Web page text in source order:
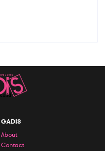
GADIS
About
Contact